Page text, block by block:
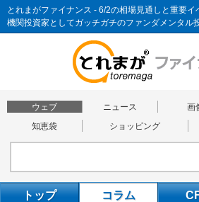
機関投資家としてガッチガチのファンダメンタル
ウェブ ニュース 画
知恵袋
ショッピング
トップ コラム